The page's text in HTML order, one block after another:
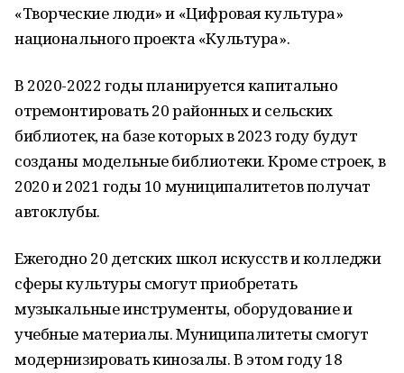
«Творческие люди» и «Цифровая культура»
национального проекта «Культура».
В 2020-2022 годы планируется капитально
отремонтировать 20 районных и сельских
библиотек, на базе которых в 2023 году будут
созданы модельные библиотеки. Кроме строек, в
2020 и 2021 годы 10 муниципалитетов получат
автоклубы.
Ежегодно 20 детских школ искусств и колледжи
сферы культуры смогут приобретать
музыкальные инструменты, оборудование и
учебные материалы. Муниципалитеты смогут
модернизировать кинозалы. В этом году 18